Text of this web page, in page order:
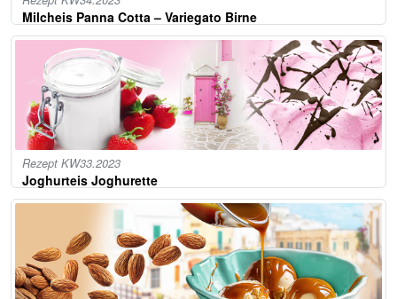
Milcheis Panna Cotta – Variegato Birne
Rezept KW33.2023
Joghurteis Joghurette